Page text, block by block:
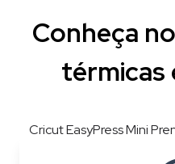
Conheça
térmicas
Cricut EasyPress Mini